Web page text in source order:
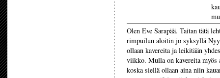
Olen Eve Sarapää. Taitan tätä
rimpuilun aloitin jo syksyllä
ollaan kavereita ja leikitään
viikko. Mulla on kavereita myös
koska siellä ollaan aina niin